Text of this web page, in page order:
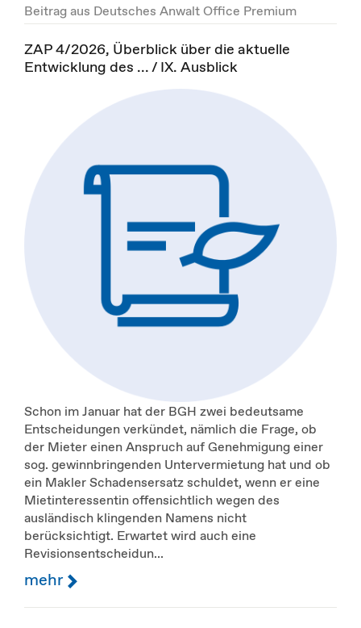
Beitrag aus Deutsches Anwalt Office Premium
ZAP 4/2026, Überblick über die aktuelle
Entwicklung des ... / IX. Ausblick
Schon im Januar hat der BGH zwei bedeutsame
Entscheidungen verkündet, nämlich die Frage, ob
der Mieter einen Anspruch auf Genehmigung einer
sog. gewinnbringenden Untervermietung hat und ob
ein Makler Schadensersatz schuldet, wenn er eine
Mietinteressentin offensichtlich wegen des
ausländisch klingenden Namens nicht
berücksichtigt. Erwartet wird auch eine
Revisionsentscheidun...
mehr